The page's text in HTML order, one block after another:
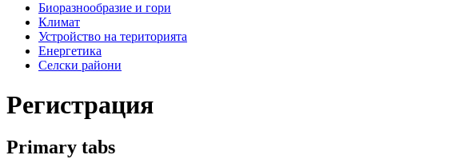
Биоразнообразие и гори
Климат
Устройство на територията
Енергетика
Селски райони
Регистрация
Primary tabs